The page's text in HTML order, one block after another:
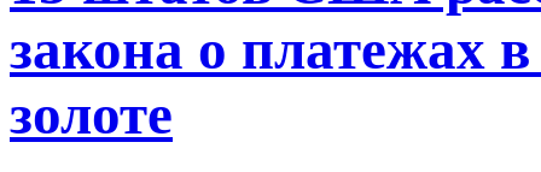
закона о платежах
золоте